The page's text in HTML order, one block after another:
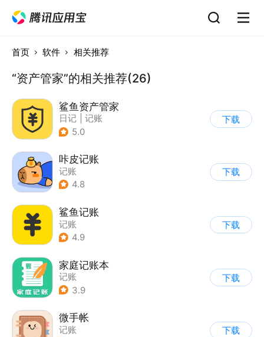
首页 软件 相关推荐
“资产管家”的相关推荐(26)
鲨鱼资产管家
日记
记账
5.0
下载
咔皮记账
记账
4.8
下载
鲨鱼记账
记账
4.9
下载
家庭记账本
记账
3.9
下载
微手帐
记账
下载